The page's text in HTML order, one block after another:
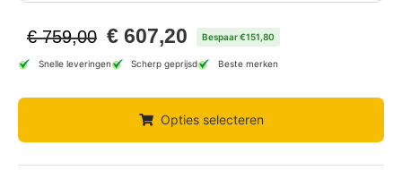
€759,00 € 607,20 Bespaar €151,80
Snelle leveringen Scherp geprijsd Beste merken
Opties selecteren